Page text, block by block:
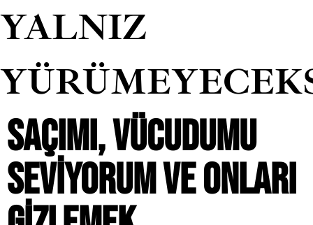
YALNIZ
SAÇIMI, VÜCUDUMU
SEVIYORUM VE ONLARI